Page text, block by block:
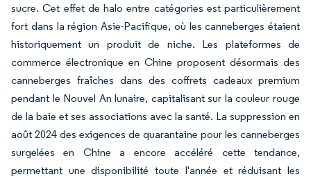
sucre. Cet effet de halo entre catégories est particulièrement
fort dans la région Asie-Pacifique, où les canneberges étaient
historiquement un produit de niche. Les plateformes de
commerce électronique en Chine proposent désormais des
canneberges fraîches dans des coffrets cadeaux premium
pendant le Nouvel An lunaire, capitalisant sur la couleur rouge
de la baie et ses associations avec la santé. La suppression en
août 2024 des exigences de quarantaine pour les canneberges
surgelées en Chine a encore accéléré cette tendance,
permettant une disponibilité toute l'année et réduisant les